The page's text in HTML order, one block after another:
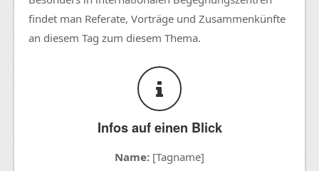
findet man Referate, Vorträge und Zusammenkünfte
an diesem Tag zum diesem Thema.
Infos auf einen Blick
Name: [Tagname]